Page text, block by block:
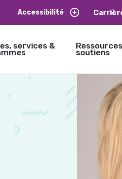
Accessibilité
services &
soutiens